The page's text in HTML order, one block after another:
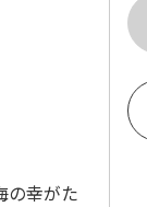
の幸がた